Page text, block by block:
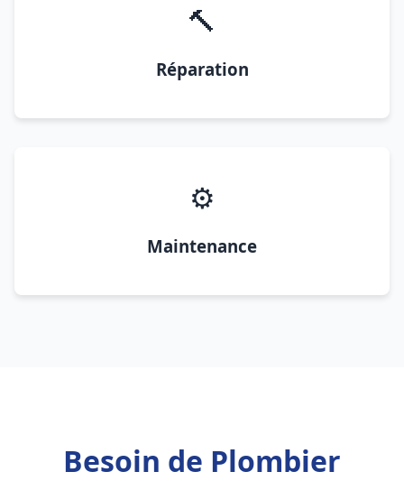
🔨
Réparation
⚙️
Maintenance
Besoin de Plombier